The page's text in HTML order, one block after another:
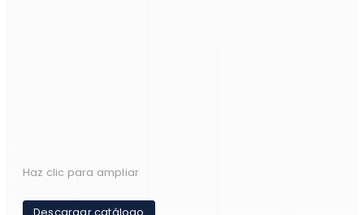
Haz clic para ampliar